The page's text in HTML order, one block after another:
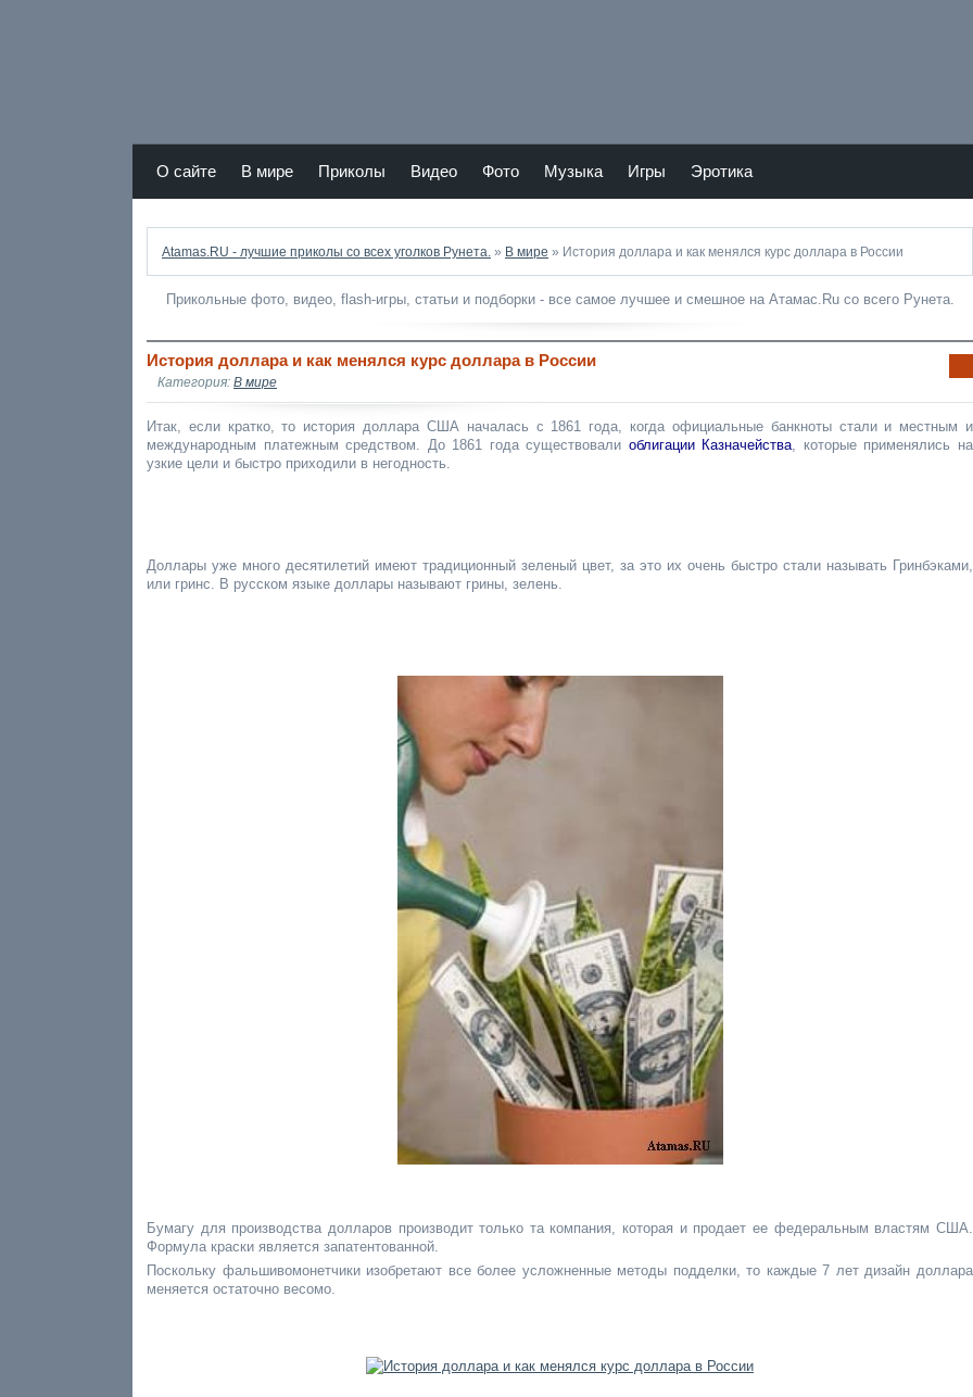
as.ru
Twitte
О сайте В мире Приколы Видео Фото Музыка Игры Эротика
Atamas.RU - лучшие приколы со всех уголков Рунета. » В мире » История доллара и как менялся курс доллара в России
Прикольные фото, видео, flash-игры, статьи и подборки - все самое лучшее и смешное на Атамас.Ru со всего Рунета.
фо
аци
я к
История доллара и как менялся курс доллара в России
Категория: В мире
Итак, если кратко, то история доллара США началась с 1861 года, когда официальные банкноты стали и местным и
международным платежным средством. До 1861 года существовали облигации Казначейства , которые применялись на
узкие цели и быстро приходили в негодность.
Доллары уже много десятилетий имеют традиционный зеленый цвет, за это их очень быстро стали называть Гринбэками,
или гринс. В русском языке доллары называют грины, зелень.
Бумагу для производства долларов производит только та компания, которая и продает ее федеральным властям США.
Формула краски является запатентованной.
Поскольку фальшивомонетчики изобретают все более усложненные методы подделки, то каждые 7 лет дизайн доллара
меняется остаточно весомо.